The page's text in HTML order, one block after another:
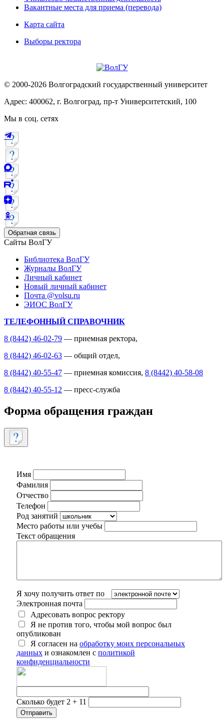
Вакантные места для приема (перевода)
Карта сайта
Выборы ректора
© 2000-2026 Волгоградский государственный университет
Адрес: 400062, г. Волгоград, пр-т Университетский, 100
Мы в соц. сетях
Обратная связь
Сайты ВолГУ
Библиотека ВолГУ
Журналы ВолГУ
Личный кабинет
Новый личный кабинет
Почта @volsu.ru
ЭИОС ВолГУ
ТЕЛЕФОННЫЙ СПРАВОЧНИК
8 (8442) 46-02-79 — приемная ректора,
8 (8442) 46-02-63 — общий отдел,
8 (8442) 40-55-47 — приемная комиссия, 8 (8442) 40-58-08
8 (8442) 40-55-12 — пресс-служба
Форма обращения граждан
Имя
Фамилия
Отчество
Телефон
Род занятий
Место работы или учебы
Текст обращения
Я хочу получить ответ по
Электронная почта
Адресовать вопрос ректору
Я не против того, чтобы мой вопрос был
опубликован
Я согласен на обработку моих персональных
данных и ознакомлен с политикой
конфиденциальности
Сколько будет 2 + 11